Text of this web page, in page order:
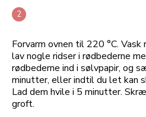
Forvarm ovnen til 220 °C.
lav nogle ridser i rødbederne
rødbederne ind i sølvpapir, og
minutter, eller indtil du let kan
Lad dem hvile i 5 minutter.
groft.